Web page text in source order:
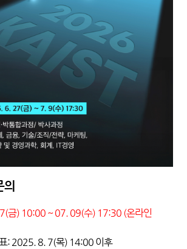
금) 10:00 ~ 07. 09(수) 17:30 (온라인
: 2025. 8. 7(목) 14:00 이후